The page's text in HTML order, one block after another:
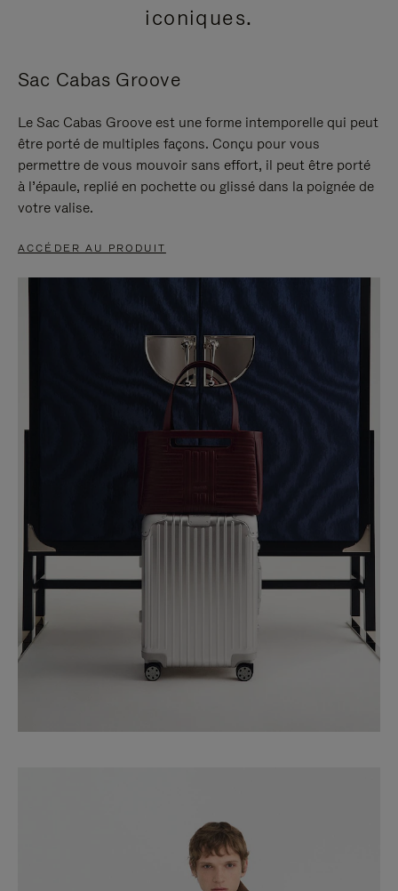
iconiques.
Sac Cabas Groove
Le Sac Cabas Groove est une forme intemporelle qui peut
être porté de multiples façons. Conçu pour vous
permettre de vous mouvoir sans effort, il peut être porté
à l’épaule, replié en pochette ou glissé dans la poignée de
votre valise.
ACCÉDER AU PRODUIT